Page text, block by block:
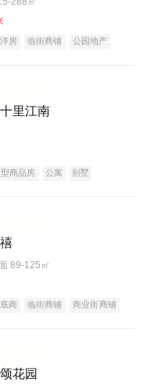
房 临街商铺
公园地产
里江南
商品房 公寓
别墅
89-125㎡
商 临街商铺
商业街商铺
花园